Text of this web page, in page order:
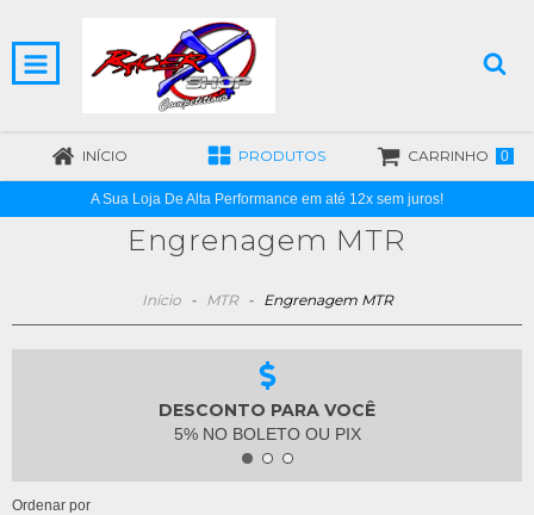
INÍCIO PRODUTOS CARRINHO 0
A Sua Loja De Alta Performance em até 12x sem juros!
Engrenagem MTR
Início - MTR - Engrenagem MTR
DESCONTO PARA VOCÊ
5% NO BOLETO OU PIX
Ordenar por